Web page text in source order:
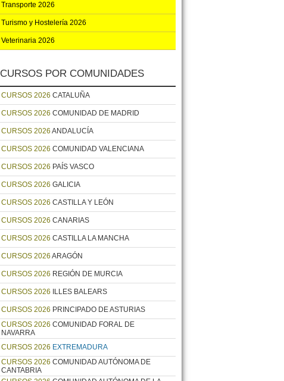
Transporte 2026
Turismo y Hostelería 2026
Veterinaria 2026
CURSOS POR COMUNIDADES
CURSOS 2026 CATALUÑA
CURSOS 2026 COMUNIDAD DE MADRID
CURSOS 2026 ANDALUCÍA
CURSOS 2026 COMUNIDAD VALENCIANA
CURSOS 2026 PAÍS VASCO
CURSOS 2026 GALICIA
CURSOS 2026 CASTILLA Y LEÓN
CURSOS 2026 CANARIAS
CURSOS 2026 CASTILLA LA MANCHA
CURSOS 2026 ARAGÓN
CURSOS 2026 REGIÓN DE MURCIA
CURSOS 2026 ILLES BALEARS
CURSOS 2026 PRINCIPADO DE ASTURIAS
CURSOS 2026 COMUNIDAD FORAL DE
NAVARRA
CURSOS 2026 EXTREMADURA
CURSOS 2026 COMUNIDAD AUTÓNOMA DE
CANTABRIA